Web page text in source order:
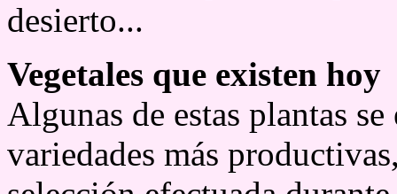
desierto...
Vegetales que existen hoy
Algunas de estas plantas
variedades más